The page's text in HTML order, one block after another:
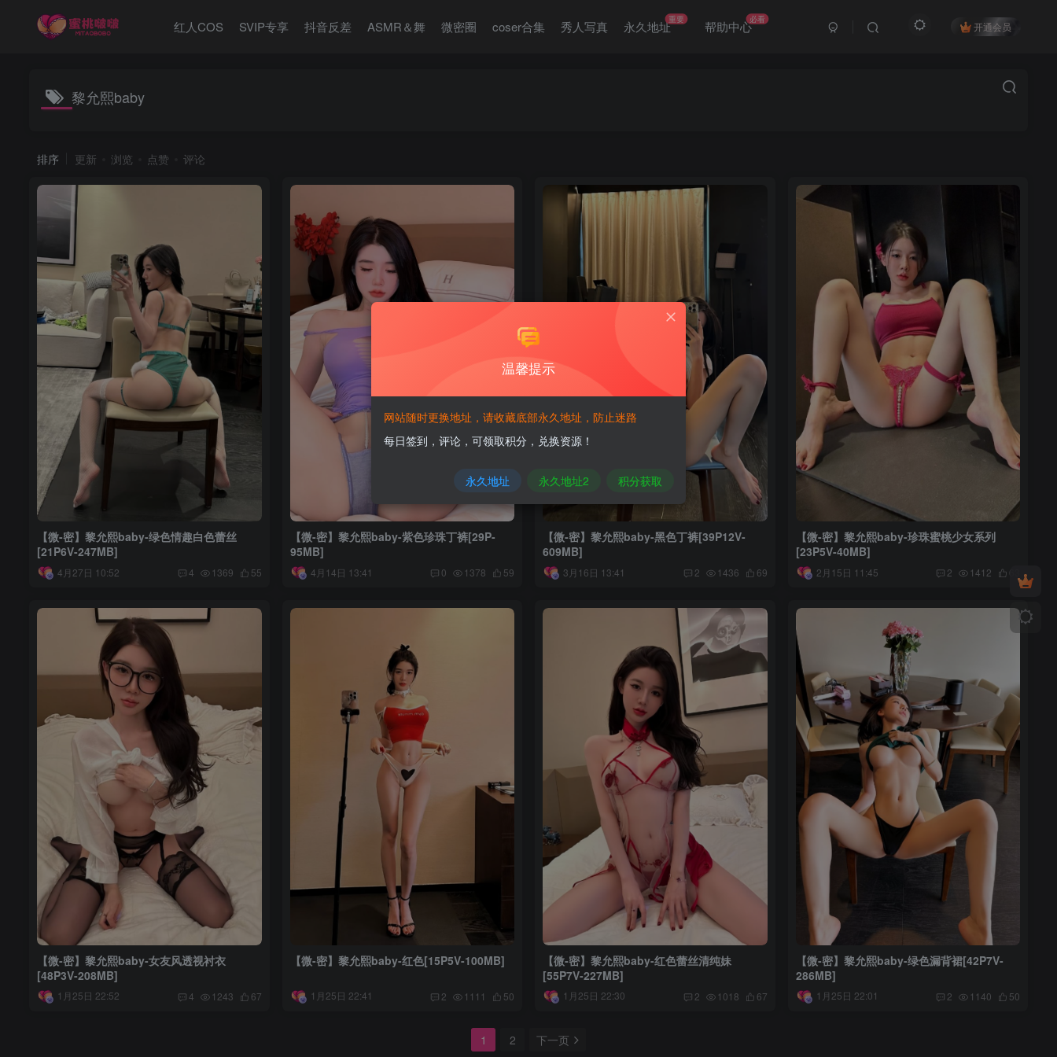
红人COS SVIP专享 抖音反差 ASMR＆舞 微密圈 coser合集 秀人写真 永久地址重要 帮助中心必看
开通会员
黎允熙baby
排序 更新 浏览 点赞 评论
【微-密】黎允熙baby-绿色情趣白色蕾丝
[21P6V-247MB]
4月27日 10:52 4 1369 55
【微-密】黎允熙baby-紫色珍珠丁裤[29P-
95MB]
4月14日 13:41 0 1378 59
【微-密】黎允熙baby-黑色丁裤[39P12V-
609MB]
3月16日 13:41 2 1436 69
【微-密】黎允熙baby-珍珠蜜桃少女系列
[23P5V-40MB]
2月15日 11:45 2 1412
【微-密】黎允熙baby-女友风透视衬衣
[48P3V-208MB]
1月25日 22:52 4 1243 67
【微-密】黎允熙baby-红色[15P5V-100MB]
1月25日 22:41 2 1111 50
【微-密】黎允熙baby-红色蕾丝清纯妹
[55P7V-227MB]
1月25日 22:30 2 1018 67
【微-密】黎允熙baby-绿色漏背裙[42P7V-
286MB]
1月25日 22:01 2 1140 50
1 2 下一页
温馨提示
网站随时更换地址，请收藏底部永久地址，防止迷路
每日签到，评论，可领取积分，兑换资源！
永久地址 永久地址2 积分获取